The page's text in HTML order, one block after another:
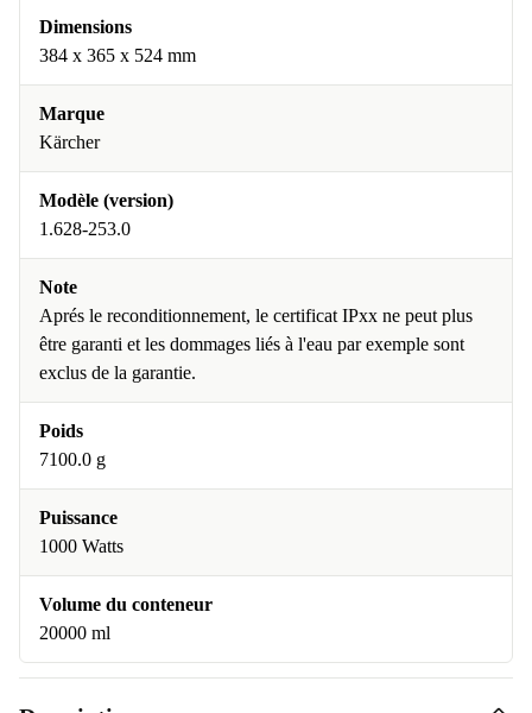
Dimensions
384 x 365 x 524 mm
Marque
Kärcher
Modèle (version)
1.628-253.0
Note
Aprés le reconditionnement, le certificat IPxx ne peut plus
être garanti et les dommages liés à l'eau par exemple sont
exclus de la garantie.
Poids
7100.0 g
Puissance
1000 Watts
Volume du conteneur
20000 ml